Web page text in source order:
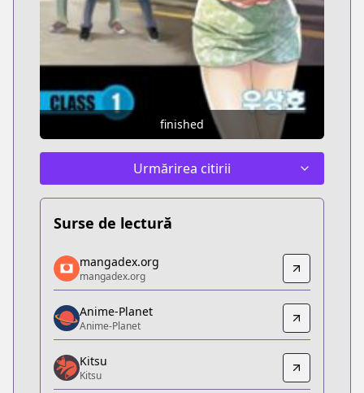
finished
Urmărirea citirii
Surse de lectură
mangadex.org
mangadex.org
https://mangadex.org/title/fcd90c82-eff5-4491-
Anime-Planet
Anime-Planet
https://www.anime-planet.com/manga/skill-of-
Kitsu
mangadex.org
mangadex.org
Anime-Planet
Anime-Planet
Kitsu
Kitsu